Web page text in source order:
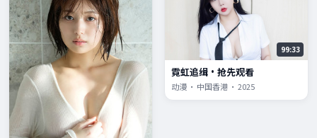
99:33
霓虹追缉·抢先观看
动漫 · 中国香港 · 2025